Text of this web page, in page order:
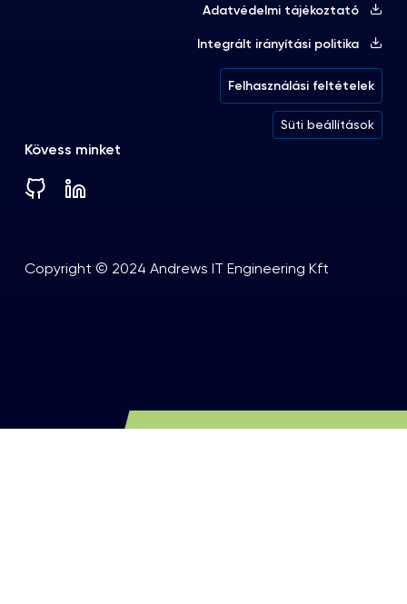
Adatvédelmi tájékoztató
Integrált irányítási politika
Felhasználási feltételek
Süti beállítások
Kövess minket
Copyright © 2024 Andrews IT Engineering Kft